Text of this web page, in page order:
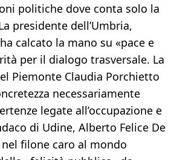
politiche dove conta solo la
presidente dell’Umbria,
calcato la mano su «pace e
per il dialogo trasversale. La
Piemonte Claudia Porchietto
necessariamente
legate all’occupazione e
di Udine, Alberto Felice De
filone caro al mondo